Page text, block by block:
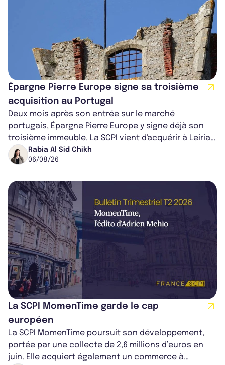
Épargne Pierre Europe signe sa troisième
acquisition au Portugal
Deux mois après son entrée sur le marché
portugais, Épargne Pierre Europe y signe déjà son
troisième immeuble. La SCPI vient d'acquérir à Leiria,
dans le centre du pays, un établis...
Rabia Al Sid Chikh
06/08/26
La SCPI MomenTime garde le cap
européen
La SCPI MomenTime poursuit son développement,
portée par une collecte de 2,6 millions d’euros en
juin. Elle acquiert également un commerce à